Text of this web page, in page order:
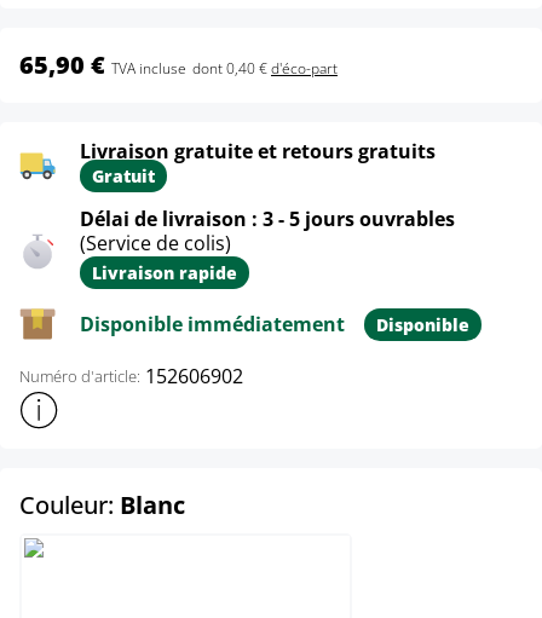
65,90 € TVA incluse dont 0,40 €d'éco-part
Livraison gratuite et retours gratuits
Gratuit
Délai de livraison : 3 - 5 jours ouvrables
(Service de colis)
Livraison rapide
Disponible immédiatement Disponible
Numéro d'article: 152606902
Afficher plus d'informations sur le produit
Couleur: Blancselect